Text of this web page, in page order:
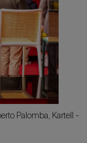
Palomba, Kartell -